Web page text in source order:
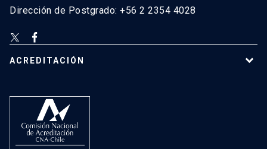
Dirección de Postgrado: +56 2 2354 4028
ACREDITACIÓN